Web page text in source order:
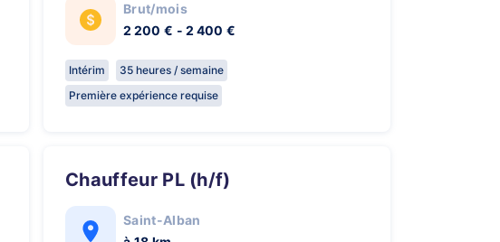
Brut/mois
2 200 € - 2 400 €
Intérim
35 heures / semaine
Première expérience requise
Chauffeur PL (h/f)
Saint-Alban